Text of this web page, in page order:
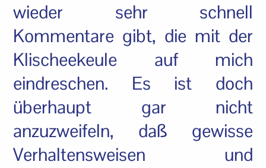
wieder sehr schnell
Kommentare gibt, die mit der
Klischeekeule auf mich
eindreschen. Es ist doch
überhaupt gar nicht
anzuzweifeln, daß gewisse
Verhaltensweisen und